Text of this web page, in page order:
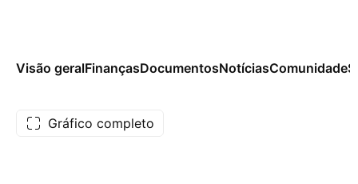
Visão geralFinançasDocumentosNotíciasComunidade
Gráfico completo